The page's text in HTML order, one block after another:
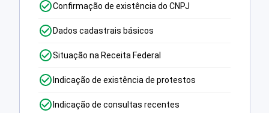
Confirmação de existência do CNPJ
Dados cadastrais básicos
Situação na Receita Federal
Indicação de existência de protestos
Indicação de consultas recentes